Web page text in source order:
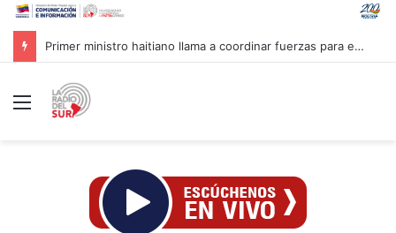
Primer ministro haitiano llama a coordinar fuerzas para enfrentar pandillas
Menú